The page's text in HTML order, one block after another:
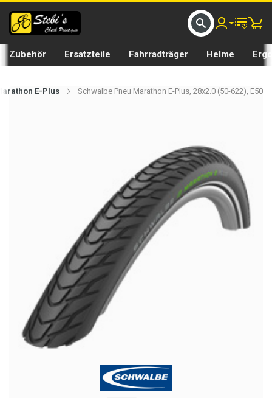
Zubehör Ersatzteile Fahrradträger Helme
E-Plus Schwalbe Pneu Marathon E-Plus, 28x2.0 (50-622), E50